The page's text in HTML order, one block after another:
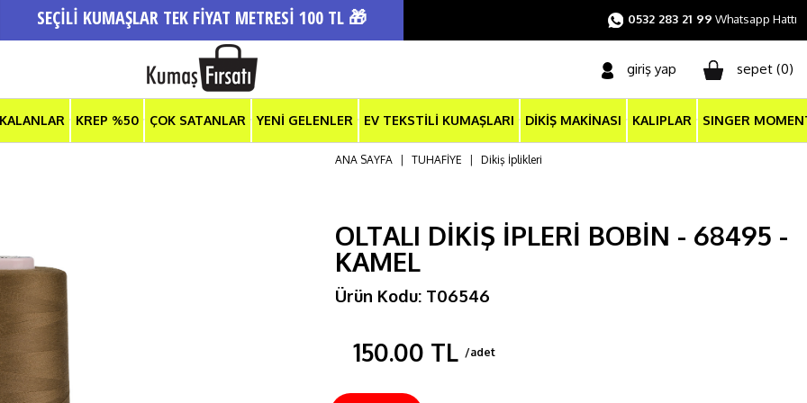
SEÇİLİ KUMAŞLAR TEK FİYAT METRESİ 100 TL 🎁 0532 283 21 99 Whatsapp Hattı
giriş yap sepet (0)
KREP %50 ÇOK SATANLAR YENİ GELENLER EV TEKSTİLİ KUMAŞLARI DİKİŞ MAKİNASI KALIPLAR SINGER
ANA SAYFA TUHAFİYE Dikiş İplikleri
OLTALI DİKİŞ İPLERİ BOBİN - 68495 -
KAMEL
Ürün Kodu: T06546
150.00 TL /adet